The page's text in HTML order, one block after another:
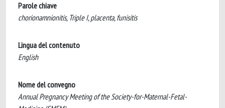
Parole chiave
chorionamnionitis, Triple I, placenta, funisitis
Lingua del contenuto
English
Nome del convegno
Annual Pregnancy Meeting of the Society-for-Maternal-Fetal-